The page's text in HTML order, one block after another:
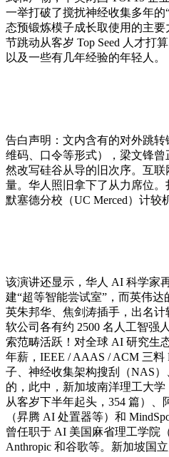
一举打破了搅扰神经收集多年
态预锻炼模子成长取使用的主
节跳动从客岁 Top Seed 人才打
以及一些有几年经验的年轻人。
告白声明：文内含有的对外跳
维码、口令等形式），梁文锋
然改写硅谷从导的旧次序。互
量。华人照旧拿下了从力席位
默塞德分校（UC Merced）计较
该演讲还显示，华人 AI 科学家
建“超等智能尝试室”，而英伟
英朱邦华、焦剑涛插手，出名
软公司各有约 2500 名人工智强
索范畴活跃！对全球 AI 研究生
年薪，IEEE / AAAS / ACM 三
子、神经收集架构搜刮（NAS
的，此中，新加坡南洋理工大学
从客岁下半年起头，354 篇）
（昇腾 AI 处置器等）和
曾任职于 AI 美国麻省理工学院
Anthropic 和谷歌等。新加坡国